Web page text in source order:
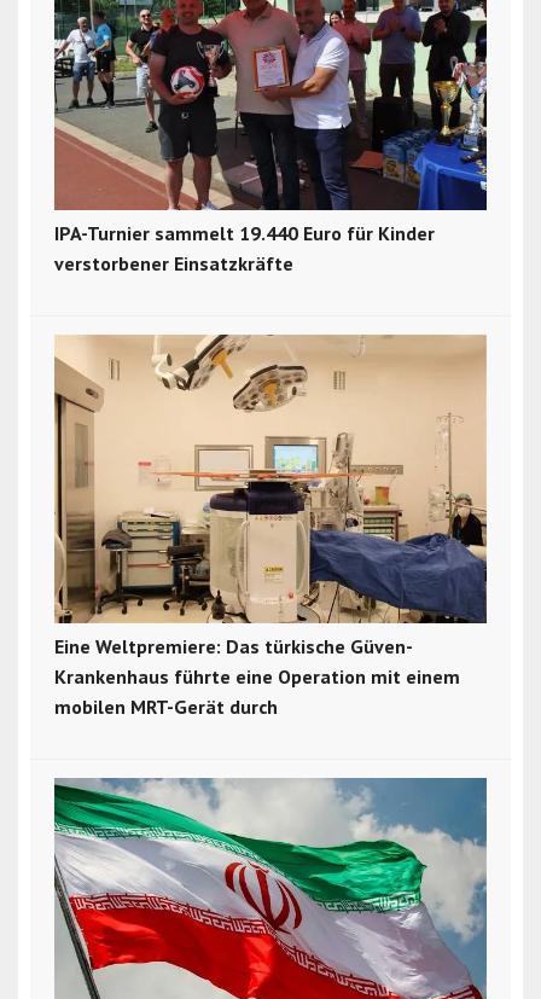
IPA-Turnier sammelt 19.440 Euro für Kinder
verstorbener Einsatzkräfte
Eine Weltpremiere: Das türkische Güven-
Krankenhaus führte eine Operation mit einem
mobilen MRT-Gerät durch